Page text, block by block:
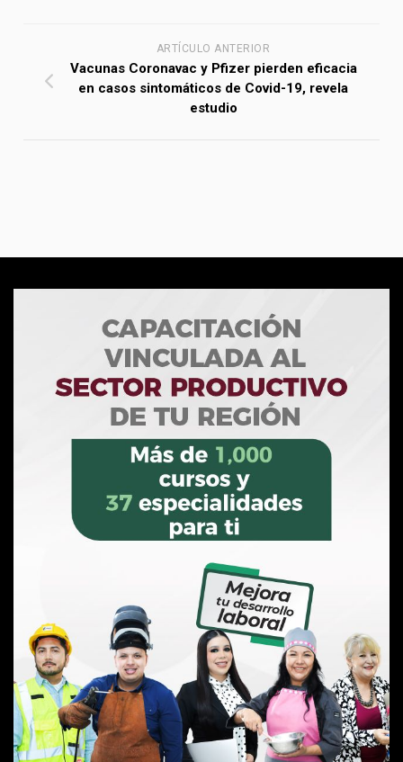
ARTÍCULO ANTERIOR
Vacunas Coronavac y Pfizer pierden eficacia
en casos sintomáticos de Covid-19, revela
estudio